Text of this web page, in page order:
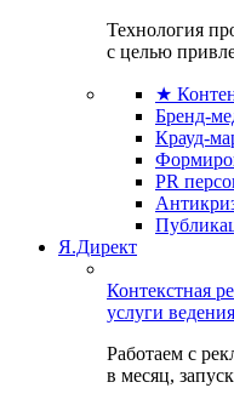
Технология
с целью
★
Бренд-
Крауд-
PR
Я.Директ
Контекстная
услуги
Работаем с
в месяц,